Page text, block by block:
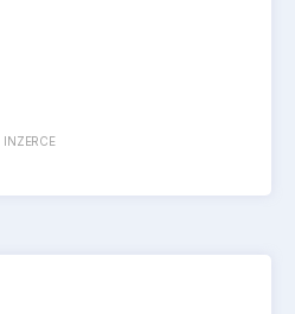
INZERCE